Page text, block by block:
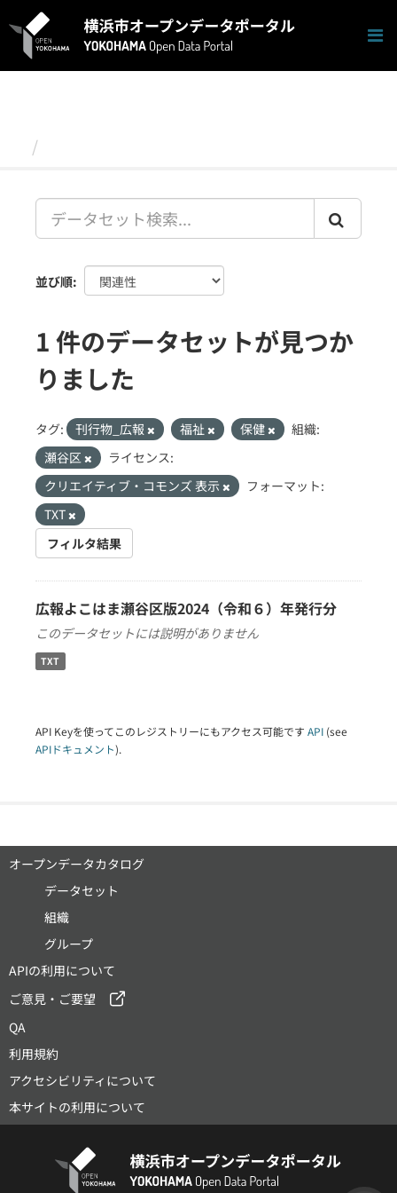
キ
並び順
1 件のデータセットが見つか
りました
タグ: 刊行物_広報 福祉 保健
組織:
瀬谷区
ライセンス:
クリエイティブ・コモンズ 表示
フォーマット:
TXT
フィルタ結果
広報よこはま瀬谷区版2024（令和６）年発行分
このデータセットには説明がありません
TXT
API Keyを使ってこのレジストリーにもアクセス可能です API (see
APIドキュメント).
オープンデータカタログ
データセット
組織
グループ
APIの利用について
ご意見・ご要望
QA
利用規約
アクセシビリティについて
本サイトの利用について